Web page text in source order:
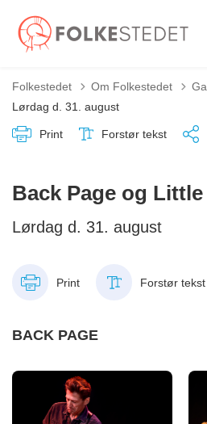
Folkestedet Om Folkestedet
Lørdag d. 31. august
Print Forstør tekst
Back Page og
Lørdag d. 31. august
Print Forstør tekst
BACK PAGE